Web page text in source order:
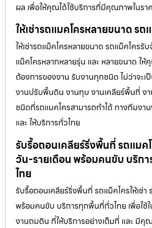
ผล เพื่อให้คุณได้ใช้บริการที่มีคุณภาพในรา
ให้เช่ารถแมคโครหลายขนาด รถ
ให้เช่ารถแม็คโครหลายขนาด รถแม็คโครรับ
แม็คโครหลากหลายรุ่น และ หลายขนาด ใ
ต้องการของงาน รับงานทุกชนิด ไม่ว่าจะเ
งานปรับพื้นดิน งานทุบ งานเคลียร์พื้นที่ ง
ชนิดที่รถแมคโครสามารถทำได้ ทางทีมงา
และ ให้บริการทั่วไทย
รับรื้อถอนเคลียร์ริ่งพื้นที่ รถแมคโ
วัน-รายเดือน พร้อมคนขับ บริก
ไทย
รับรื้อถอนเคลียร์ริ่งพื้นที่ รถแม็คโครให้เช่า
พร้อมคนขับ บริการทุกพื้นที่ทั่วไทย เพื่อใช้
งานถมดิน ที่ให้บริการอย่างเต็มที่ และ มีคุ